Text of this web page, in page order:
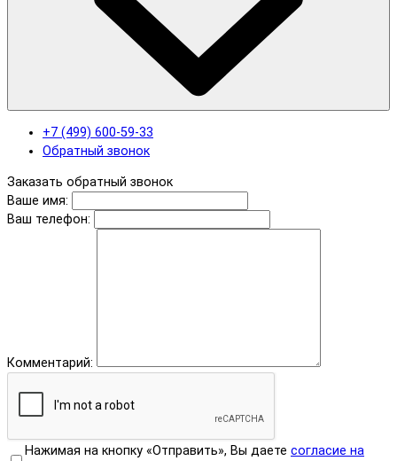
+7 (499) 600-59-33
Обратный звонок
Заказать обратный звонок
Ваше имя:
Ваш телефон:
Комментарий:
Нажимая на кнопку «Отправить», Вы даете согласие на